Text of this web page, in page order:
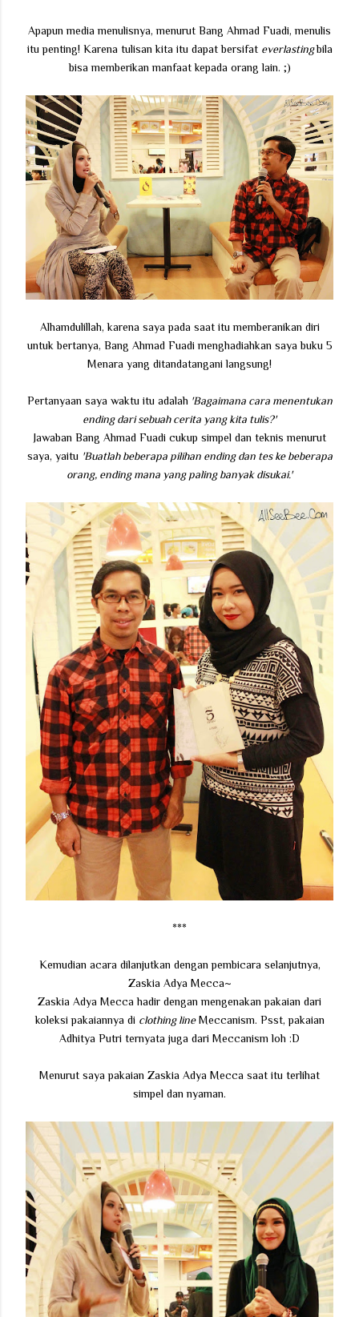
Apapun media menulisnya, menurut Bang Ahmad Fuadi, menulis
itu penting! Karena tulisan kita itu dapat bersifat everlastingbila
bisa memberikan manfaat kepada orang lain. ;)
Alhamdulillah, karena saya pada saat itu memberanikan diri
untuk bertanya, Bang Ahmad Fuadi menghadiahkan saya buku 5
Menara yang ditandatangani langsung!
Pertanyaan saya waktu itu adalah 'Bagaimana cara menentukan
ending dari sebuah cerita yang kita tulis?'
Jawaban Bang Ahmad Fuadi cukup simpel dan teknis menurut
saya, yaitu 'Buatlah beberapa pilihan ending dan tes ke beberapa
orang, ending mana yang paling banyak disukai.'
***
Kemudian acara dilanjutkan dengan pembicara selanjutnya,
Zaskia Adya Mecca~
Zaskia Adya Mecca hadir dengan mengenakan pakaian dari
koleksi pakaiannya di clothing lineMeccanism. Psst, pakaian
Adhitya Putri ternyata juga dari Meccanism loh :D
Menurut saya pakaian Zaskia Adya Mecca saat itu terlihat
simpel dan nyaman.